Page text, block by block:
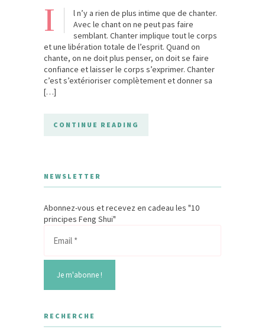
I
l n’y a rien de plus intime que de chanter.
Avec le chant on ne peut pas faire
semblant. Chanter implique tout le corps
et une libération totale de l’esprit. Quand on
chante, on ne doit plus penser, on doit se faire
confiance et laisser le corps s’exprimer. Chanter
c’est s’extérioriser complètement et donner sa
[…]
CONTINUE READING
NEWSLETTER
Abonnez-vous et recevez en cadeau les "10
principes Feng Shui"
RECHERCHE